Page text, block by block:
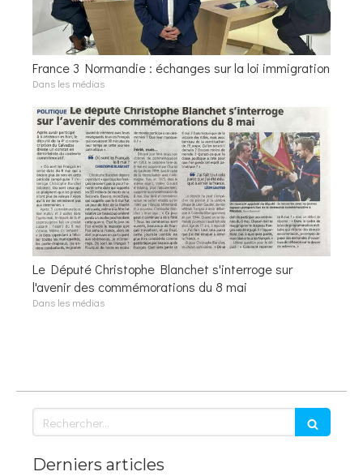
France 3 Normandie : échanges sur la loi immigration
Dans les médias
Le Député Christophe Blanchet s'interroge sur
l'avenir des commémorations du 8 mai
Dans les médias
Rechercher
Derniers articles